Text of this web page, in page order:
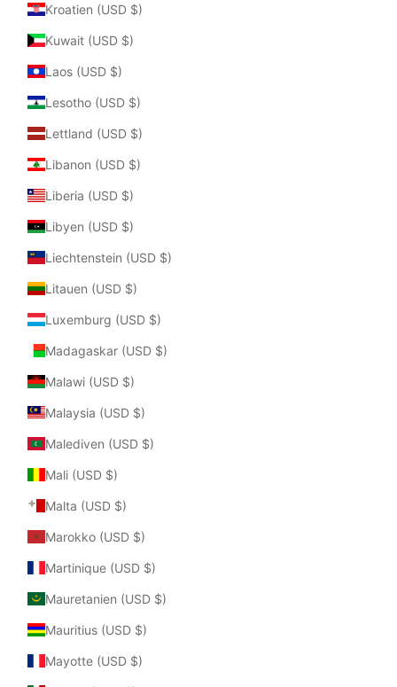
Kroatien (USD $)
Kuwait (USD $)
Laos (USD $)
Lesotho (USD $)
Lettland (USD $)
Libanon (USD $)
Liberia (USD $)
Libyen (USD $)
Liechtenstein (USD $)
Litauen (USD $)
Luxemburg (USD $)
Madagaskar (USD $)
Malawi (USD $)
Malaysia (USD $)
Malediven (USD $)
Mali (USD $)
Malta (USD $)
Marokko (USD $)
Martinique (USD $)
Mauretanien (USD $)
Mauritius (USD $)
Mayotte (USD $)